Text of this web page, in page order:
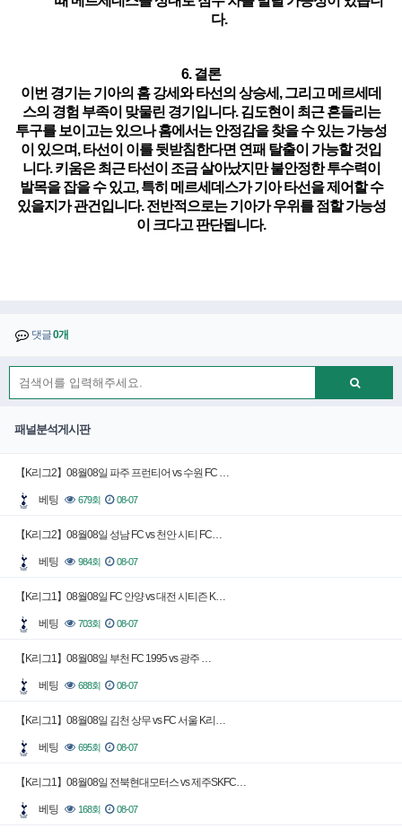
다.
6. 결론
이번 경기는 기아의 홈 강세와 타선의 상승세, 그리고 메르세데
스의 경험 부족이 맞물린 경기입니다. 김도현이 최근 흔들리는
투구를 보이고는 있으나 홈에서는 안정감을 찾을 수 있는 가능성
이 있으며, 타선이 이를 뒷받침한다면 연패 탈출이 가능할 것입
니다. 키움은 최근 타선이 조금 살아났지만 불안정한 투수력이
발목을 잡을 수 있고, 특히 메르세데스가 기아 타선을 제어할 수
있을지가 관건입니다. 전반적으로는 기아가 우위를 점할 가능성
이 크다고 판단됩니다.
댓글0개
패널분석게시판
【K리그2】08월08일 파주 프런티어 vs 수원 FC …
베팅 679회 08-07
【K리그2】08월08일 성남 FC vs 천안 시티 FC…
베팅 984회 08-07
【K리그1】08월08일 FC 안양 vs 대전 시티즌 K…
베팅 703회 08-07
【K리그1】08월08일 부천 FC 1995 vs 광주 …
베팅 688회 08-07
【K리그1】08월08일 김천 상무 vs FC 서울 K리…
베팅 695회 08-07
【K리그1】08월08일 전북현대모터스 vs 제주SKFC…
베팅 168회 08-07